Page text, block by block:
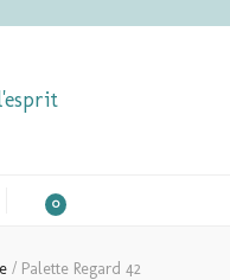
0
/ Palette Regard 42